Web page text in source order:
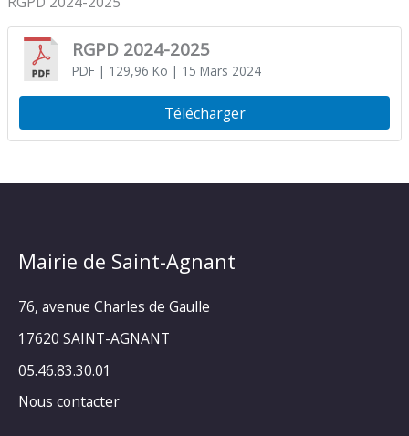
RGPD 2024-2025
PDF| 129,96 Ko | 15 Mars 2024
Télécharger
Mairie de Saint-Agnant
76, avenue Charles de Gaulle
17620 SAINT-AGNANT
05.46.83.30.01
Nous contacter